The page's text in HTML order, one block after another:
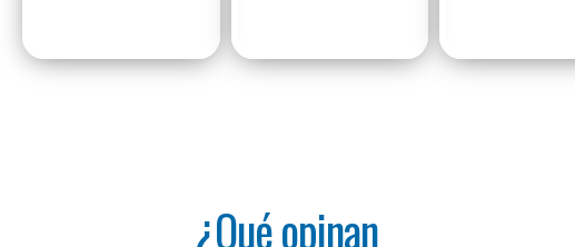
¿Qué opinan
clara y estratégica desde el inicio. Su